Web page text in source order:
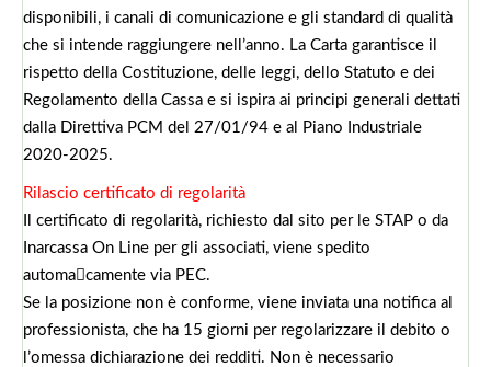
disponibili, i canali di comunicazione e gli standard di qualità
che si intende raggiungere nell’anno. La Carta garantisce il
rispetto della Costituzione, delle leggi, dello Statuto e dei
Regolamento della Cassa e si ispira ai principi generali dettati
dalla Direttiva PCM del 27/01/94 e al Piano Industriale
2020-2025.
Rilascio certificato di regolarità
Il certificato di regolarità, richiesto dal sito per le STAP o da
Inarcassa On Line per gli associati, viene spedito
automa􀀁camente via PEC.
Se la posizione non è conforme, viene inviata una notifica al
professionista, che ha 15 giorni per regolarizzare il debito o
l’omessa dichiarazione dei redditi. Non è necessario